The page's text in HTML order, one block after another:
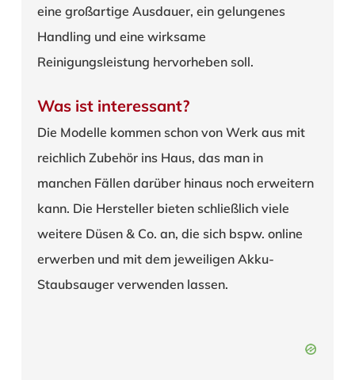
eine großartige Ausdauer, ein gelungenes
Handling und eine wirksame
Reinigungsleistung hervorheben soll.
Was ist interessant?
Die Modelle kommen schon von Werk aus mit
reichlich Zubehör ins Haus, das man in
manchen Fällen darüber hinaus noch erweitern
kann. Die Hersteller bieten schließlich viele
weitere Düsen & Co. an, die sich bspw. online
erwerben und mit dem jeweiligen Akku-
Staubsauger verwenden lassen.